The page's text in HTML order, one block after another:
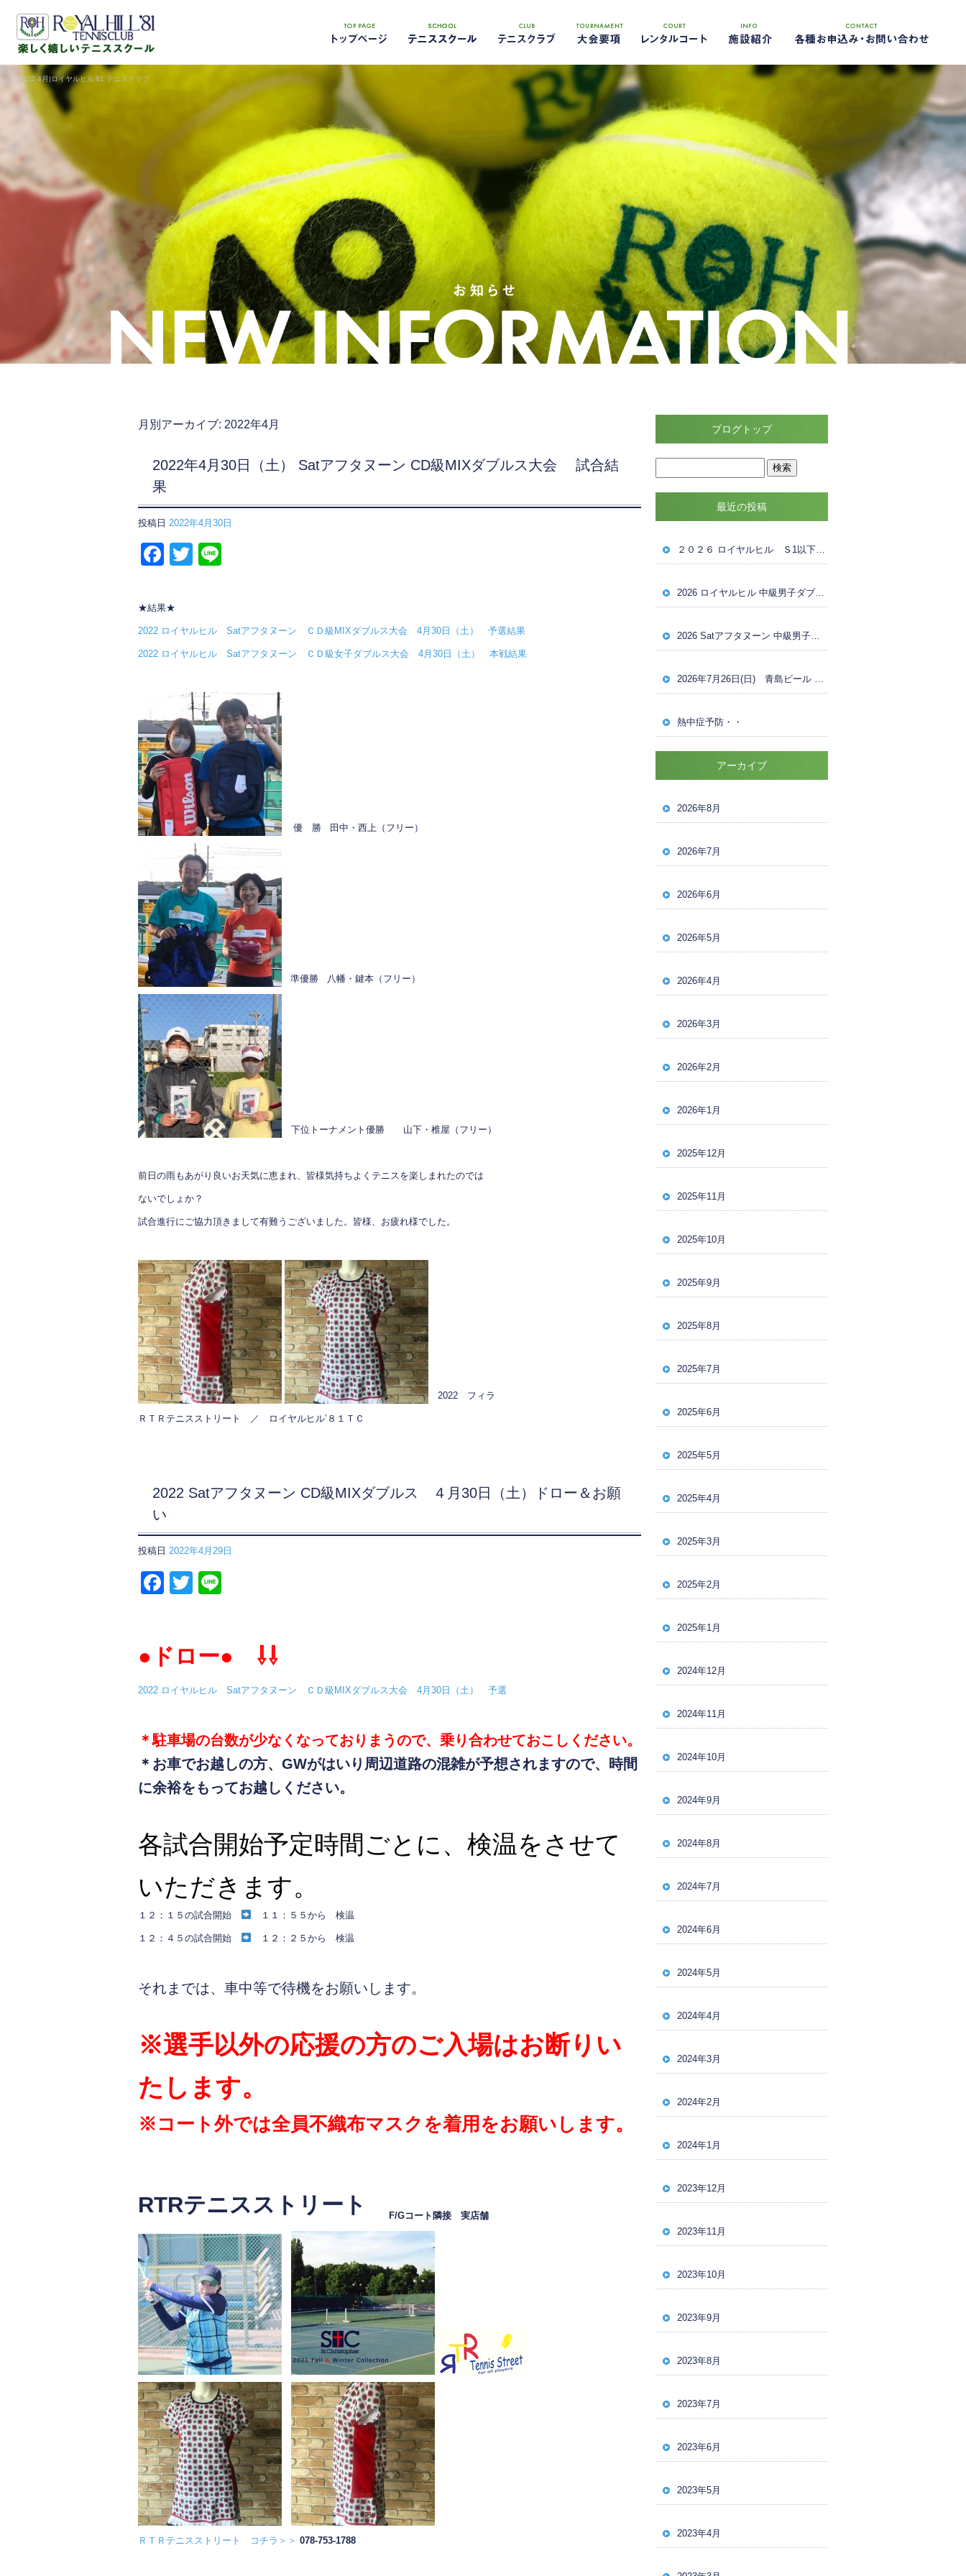
2022 4月|ロイヤルヒル'81 テニスクラブ
月別アーカイブ: 2022年4月
2022年4月30日（土） Satアフタヌーン CD級MIXダブルス大会 試合結
果
投稿日 2022年4月30日
F
c
e
b
o
k
T
er
★結果★
2022 ロイヤルヒル Satアフタヌーン ＣＤ級MIXダブルス大会 4月30日（土） 予選結果
2022 ロイヤルヒル Satアフタヌーン ＣＤ級女子ダブルス大会 4月30日（土） 本戦結果
優 勝 田中・西上（フリー）
準優勝 八幡・鍵本（フリー）
下位トーナメント優勝 山下・椎屋（フリー）
前日の雨もあがり良いお天気に恵まれ、皆様気持ちよくテニスを楽しまれたのでは
ないでしょか？
試合進行にご協力頂きまして有難うございました。皆様、お疲れ様でした。
2022 フィラ
ＲＴＲテニスストリート ／ ロイヤルヒル’８１ＴＣ
2022 Satアフタヌーン CD級MIXダブルス ４月30日（土）ドロー＆お願
い
投稿日 2022年4月29日
F
e
o
k
T
er
●ドロー● ⇩⇩
2022 ロイヤルヒル Satアフタヌーン ＣＤ級MIXダブルス大会 4月30日（土） 予選
＊駐車場の台数が少なくなっておりまうので、乗り合わせておこしください。
＊お車でお越しの方、GWがはいり周辺道路の混雑が予想されますので、時間
に余裕をもってお越しください。
各試合開始予定時間ごとに、検温をさせて
いただきます。
１２：１５の試合開始 １１：５５から 検温
１２：４５の試合開始 １２：２５から 検温
それまでは、車中等で待機をお願いします。
※選手以外の応援の方のご入場はお断りい
たします。
※コート外では全員不織布マスクを着用をお願いします。
RTRテニスストリート F/Gコート隣接 実店舗
ＲＴＲテニスストリート コチラ＞＞ 078-753-1788
ブログトップ
最近の投稿
熱中症予防・・
アーカイブ
2026年8月
2026年7月
2026年6月
2026年5月
2026年4月
2026年3月
2026年2月
2026年1月
2025年12月
2025年11月
2025年10月
2025年9月
2025年8月
2025年7月
2025年6月
2025年5月
2025年4月
2025年3月
2025年2月
2025年1月
2024年12月
2024年11月
2024年10月
2024年9月
2024年8月
2024年7月
2024年6月
2024年5月
2024年4月
2024年3月
2024年2月
2024年1月
2023年12月
2023年11月
2023年10月
2023年9月
2023年8月
2023年7月
2023年6月
2023年5月
2023年4月